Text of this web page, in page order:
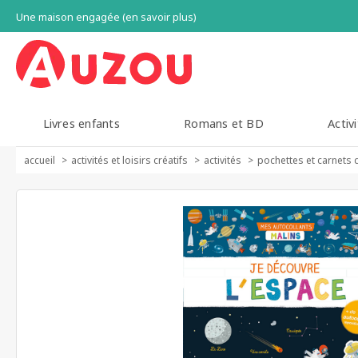
Une maison engagée (en savoir plus)
Livres enfants Romans et BD
accueil activités et loisirs créatifs activités pochettes et carnets